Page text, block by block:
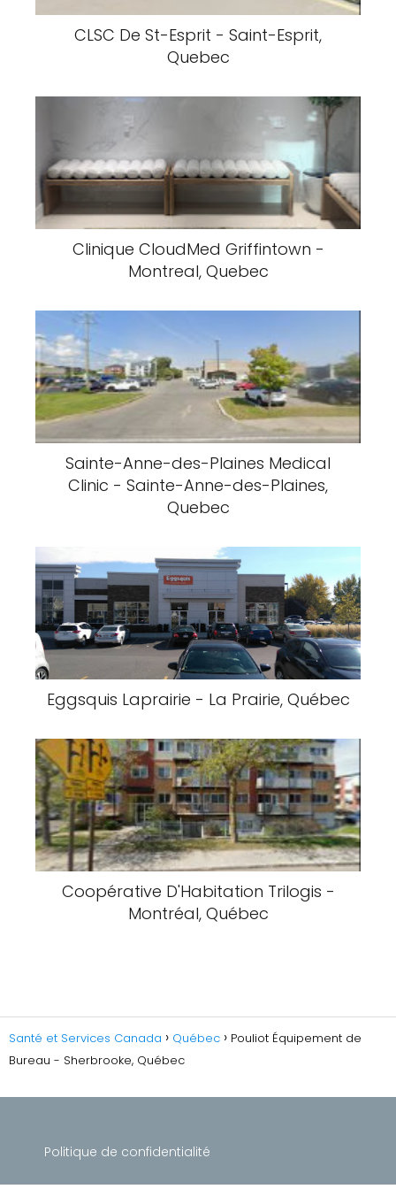
CLSC De St-Esprit - Saint-Esprit,
Quebec
Clinique CloudMed Griffintown -
Montreal, Quebec
Sainte-Anne-des-Plaines Medical
Clinic - Sainte-Anne-des-Plaines,
Quebec
Eggsquis Laprairie - La Prairie, Québec
Coopérative D'Habitation Trilogis -
Montréal, Québec
Santé et Services Canada Québec
Pouliot Équipement de
Bureau - Sherbrooke, Québec
Politique de confidentialité